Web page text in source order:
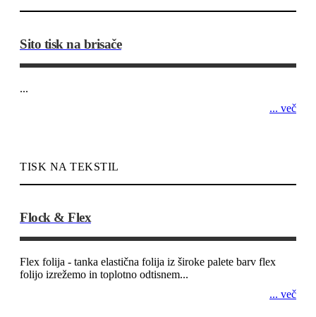
Sito tisk na brisače
...
... več
TISK NA TEKSTIL
Flock & Flex
Flex folija - tanka elastična folija iz široke palete barv flex
folijo izrežemo in toplotno odtisnem...
... več